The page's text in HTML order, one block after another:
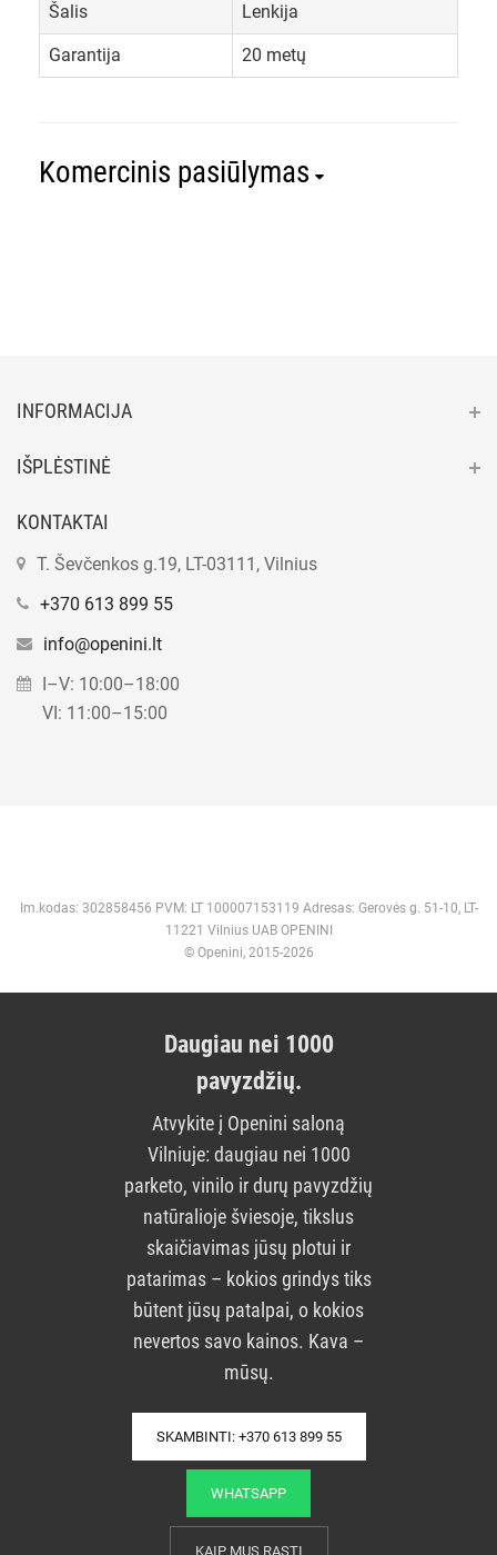
Šalis Lenkija
Garantija 20 metų
Komercinis pasiūlymas
INFORMACIJA
IŠPLĖSTINĖ
KONTAKTAI
T. Ševčenkos g.19, LT-03111, Vilnius
+370 613 899 55
info@openini.lt
I–V: 10:00–18:00
VI: 11:00–15:00
Im.kodas: 302858456 PVM: LT 100007153119 Adresas: Gerovės g. 51-10, LT-
11221 Vilnius UAB OPENINI
© Openini, 2015-2026
Daugiau nei 1000
pavyzdžių.
Atvykite į Openini saloną
Vilniuje: daugiau nei 1000
parketo, vinilo ir durų pavyzdžių
natūralioje šviesoje, tikslus
skaičiavimas jūsų plotui ir
patarimas – kokios grindys tiks
būtent jūsų patalpai, o kokios
nevertos savo kainos. Kava –
mūsų.
SKAMBINTI: +370 613 899 55
WHATSAPP
KAIP MUS RASTI